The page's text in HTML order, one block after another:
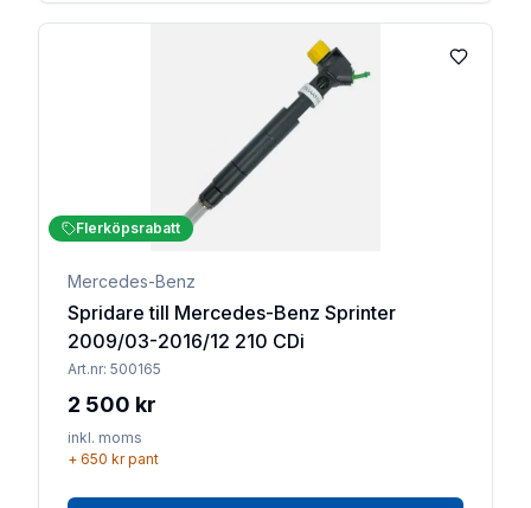
Lägg till
Flerköpsrabatt
Mercedes-Benz
Spridare till Mercedes-Benz Sprinter
2009/03-2016/12 210 CDi
Art.nr: 500165
2 500 kr
inkl. moms
+ 650 krpant